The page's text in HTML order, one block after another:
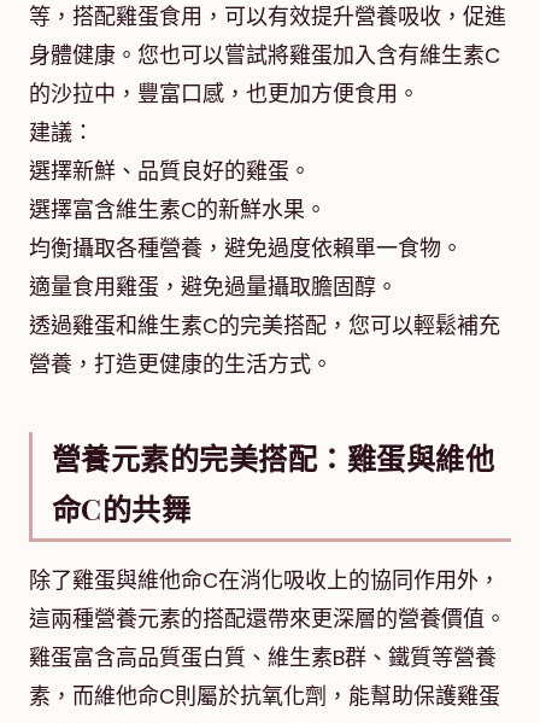
等，搭配雞蛋食用，可以有效提升營養吸收，促進
身體健康。您也可以嘗試將雞蛋加入含有維生素C
的沙拉中，豐富口感，也更加方便食用。
建議：
選擇新鮮、品質良好的雞蛋。
選擇富含維生素C的新鮮水果。
均衡攝取各種營養，避免過度依賴單一食物。
適量食用雞蛋，避免過量攝取膽固醇。
透過雞蛋和維生素C的完美搭配，您可以輕鬆補充
營養，打造更健康的生活方式。
營養元素的完美搭配：雞蛋與維他
命C的共舞
除了雞蛋與維他命C在消化吸收上的協同作用外，
這兩種營養元素的搭配還帶來更深層的營養價值。
雞蛋富含高品質蛋白質、維生素B群、鐵質等營養
素，而維他命C則屬於抗氧化劑，能幫助保護雞蛋